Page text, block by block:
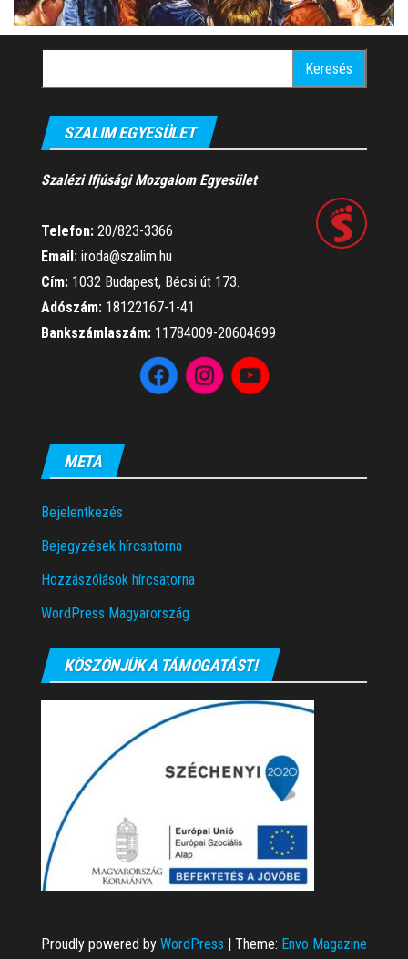
SZALIM EGYESÜLET
Szalézi Ifjúsági Mozgalom Egyesület
Telefon: 20/823-3366
Email: iroda@szalim.hu
Cím: 1032 Budapest, Bécsi út 173.
Adószám: 18122167-1-41
Bankszámlaszám: 11784009-20604699
META
Bejelentkezés
Bejegyzések hírcsatorna
Hozzászólások hírcsatorna
WordPress Magyarország
KÖSZÖNJÜK A TÁMOGATÁST!
Proudly powered by WordPress | Theme: Envo Magazine